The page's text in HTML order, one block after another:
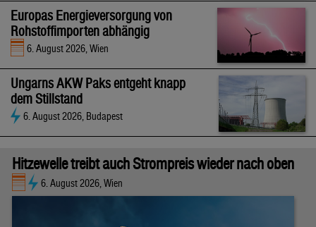
Europas Energieversorgung von
Rohstoffimporten abhängig
6. August 2026, Wien
Ungarns AKW Paks entgeht knapp
dem Stillstand
6. August 2026, Budapest
Hitzewelle treibt auch Strompreis wieder nach oben
6. August 2026, Wien